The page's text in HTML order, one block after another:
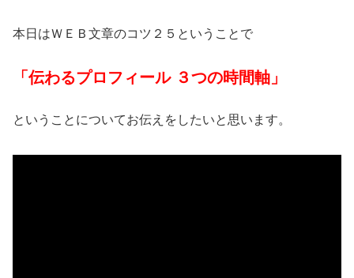
本日はＷＥＢ文章のコツ２５ということで
「伝わるプロフィール ３つの時間軸」
ということについてお伝えをしたいと思います。